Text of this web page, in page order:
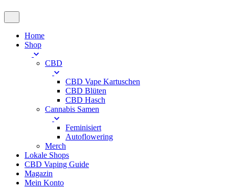
Home
Shop
CBD
CBD Vape Kartuschen
CBD Blüten
CBD Hasch
Cannabis Samen
Feminisiert
Autoflowering
Merch
Lokale Shops
CBD Vaping Guide
Magazin
Mein Konto